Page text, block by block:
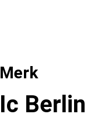
Merk
Ic Berlin